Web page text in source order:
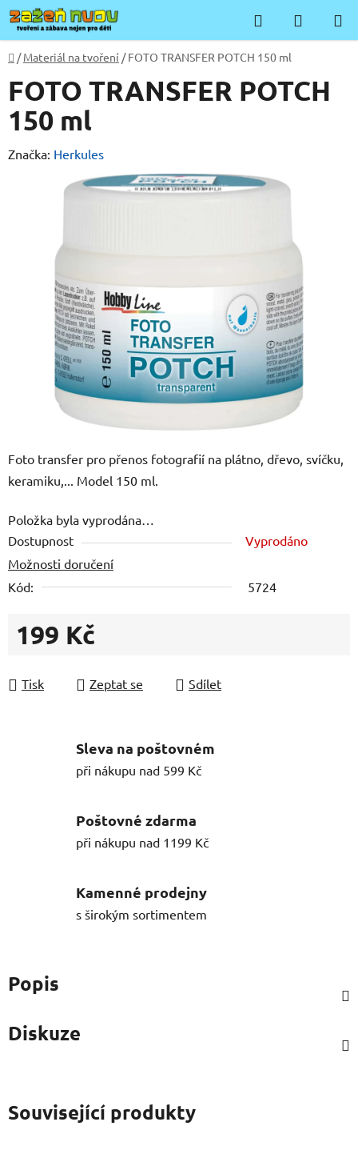
Přejít
na
obsah
Hledat
KOŠÍK
Domů
/ Materiál na tvoření / FOTO TRANSFER POTCH 150 ml
Foto transfer pro přenos fotografií na plátno, dřevo, svíčku,
keramiku,... Model 150 ml.
Položka byla vyprodána…
Dostupnost
Vyprodáno
Možnosti doručení
Kód:
5724
199 Kč
Tisk
Zeptat se Sdílet
FOTO TRANSFER POTCH
150 ml
Značka: Herkules
Sleva na poštovném
při nákupu nad 599 Kč
Poštovné zdarma
při nákupu nad 1199 Kč
Kamenné prodejny
s širokým sortimentem
Popis
Diskuze
Související produkty